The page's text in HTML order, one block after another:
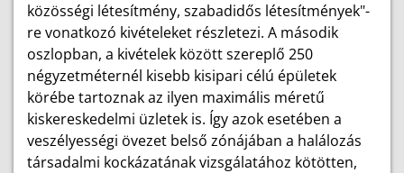
közösségi létesítmény, szabadidős létesítmények"-
re vonatkozó kivételeket részletezi. A második
oszlopban, a kivételek között szereplő 250
négyzetméternél kisebb kisipari célú épületek
körébe tartoznak az ilyen maximális méretű
kiskereskedelmi üzletek is. Így azok esetében a
veszélyességi övezet belső zónájában a halálozás
társadalmi kockázatának vizsgálatához kötötten,